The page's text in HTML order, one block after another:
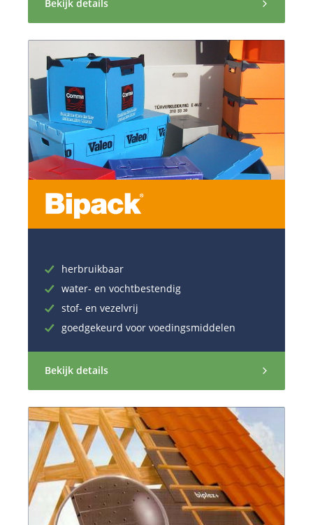
Bekijk details
herbruikbaar
water- en vochtbestendig
stof- en vezelvrij
goedgekeurd voor voedingsmiddelen
Bekijk details